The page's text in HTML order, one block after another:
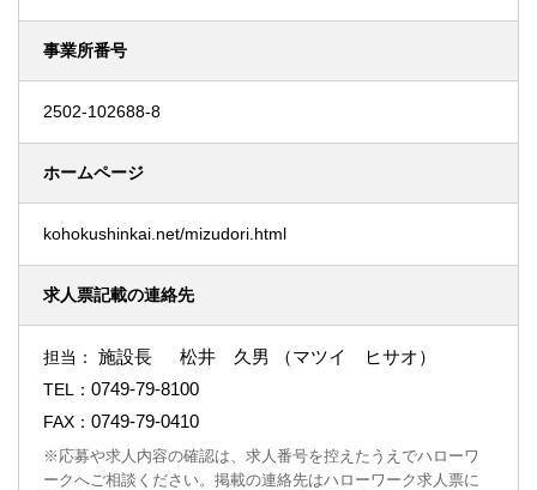
事業所番号
2502-102688-8
ホームページ
kohokushinkai.net/mizudori.html
求人票記載の連絡先
担当： 施設長 松井 久男 （マツイ ヒサオ）
TEL： 0749-79-8100
FAX： 0749-79-0410
※応募や求人内容の確認は、求人番号を控えたうえでハローワ
ークへご相談ください。掲載の連絡先はハローワーク求人票に